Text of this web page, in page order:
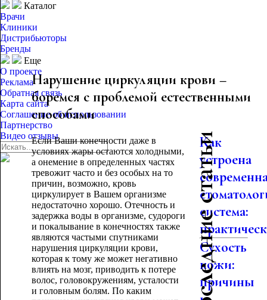
Каталог
Врачи
Клиники
Дистрибьюторы
Бренды
Еще
О проекте
Реклама
Обратная связь
Карта сайта
Соглашение об использовании
Партнерство
Видео отзывы
Нарушение циркуляции крови –
боремся с проблемой естественными
способами
Если Ваши конечности даже в
условиях жары остаются холодными,
а онемение в определенных частях
тревожит часто и без особых на то
причин, возможно, кровь
циркулирует в Вашем организме
недостаточно хорошо. Отечность и
задержка воды в организме, судороги
и покалывание в конечностях также
являются частыми спутниками
нарушения циркуляции крови,
которая к тому же может негативно
влиять на мозг, приводить к потере
волос, головокружениям, усталости
и головным болям. По каким
Последние статьи
Как
устроена
система:
Сухость
кожи:
причины